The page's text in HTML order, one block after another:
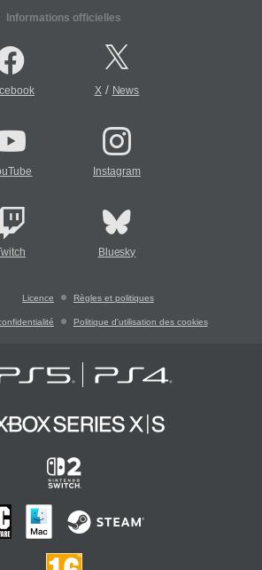
Informations officielles
X/ News
Instagram
Bluesky
Licence Règles et politiques
Politique d'utilisation des cookies